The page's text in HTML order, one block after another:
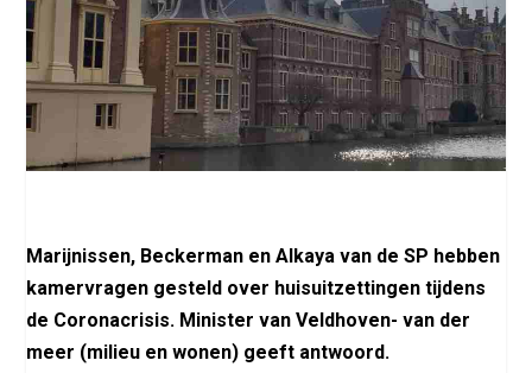
Marijnissen, Beckerman en Alkaya van de SP hebben
kamervragen gesteld over huisuitzettingen tijdens
de Coronacrisis. Minister van Veldhoven- van der
meer (milieu en wonen) geeft antwoord.